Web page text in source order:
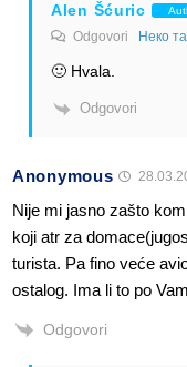
Alen Šćuric
Odgovori Неко
🙂 Hvala.
Odgovori
Anonymous
Nije mi jasno zašto
koji atr za
turista. Pa fino veće
ostalog. Ima li to po
Odgovori